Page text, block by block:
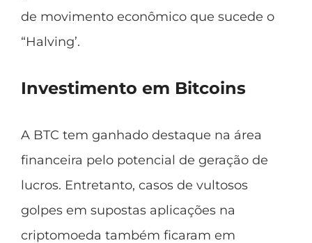
de movimento econômico que sucede o
“Halving’.
Investimento em Bitcoins
A BTC tem ganhado destaque na área
financeira pelo potencial de geração de
lucros. Entretanto, casos de vultosos
golpes em supostas aplicações na
criptomoeda também ficaram em